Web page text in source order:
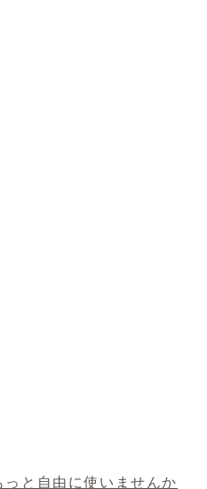
と自由に使いませんか